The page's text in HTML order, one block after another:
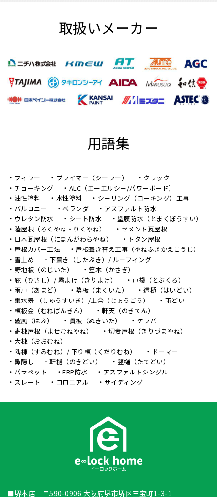
取扱いメーカー
用語集
フィラー プライマー（シーラー）
クラック
チョーキング
ALC（エーエルシー/パワーボード）
油性塗料
水性塗料
シーリング（コーキング）工事
バルコニー
ベランダ
アスファルト防水
ウレタン防水
シート防水
塗膜防水（とまくぼうすい）
陸屋根（ろくやね・りくやね）
セメント瓦屋根
日本瓦屋根（にほんがわらやね）
トタン屋根
屋根カバー工法
屋根葺き替え工事（やねふきかえこうじ）
雪止め
下葺き（したぶき）/ ルーフィング
野地板（のじいた）
笠木（かさぎ）
庇（ひさし）/ 霧よけ（きりよけ）
戸袋（とぶくろ）
雨戸（あまど）
幕板（まくいた）
這樋（はいどい）
集水器 （しゅうすいき）/上合（じょうごう）
雨どい
棟板金（むねばんきん）
軒天（のきてん）
破風（はふ）
貫板（ぬきいた）
ケラバ
寄棟屋根（よせむねやね）
切妻屋根（きりづまやね）
大棟（おおむね）
隅棟（すみむね）/ 下り棟（くだりむね）
ドーマー
鼻隠し
軒樋（のきどい）
竪樋（たてどい）
パラペット
FRP防水
アスファルトシングル
スレート
コロニアル サイディング
■堺本店 〒590-0906 大阪府堺市堺区三宝町1-3-1